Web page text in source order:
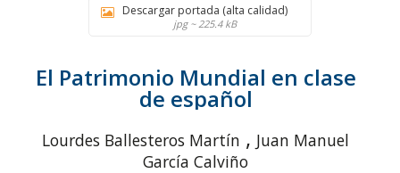
Descargar portada (alta calidad)
jpg ~ 225.4 kB
El Patrimonio Mundial en clase
de español
Lourdes Ballesteros Martín , Juan Manuel
García Calviño